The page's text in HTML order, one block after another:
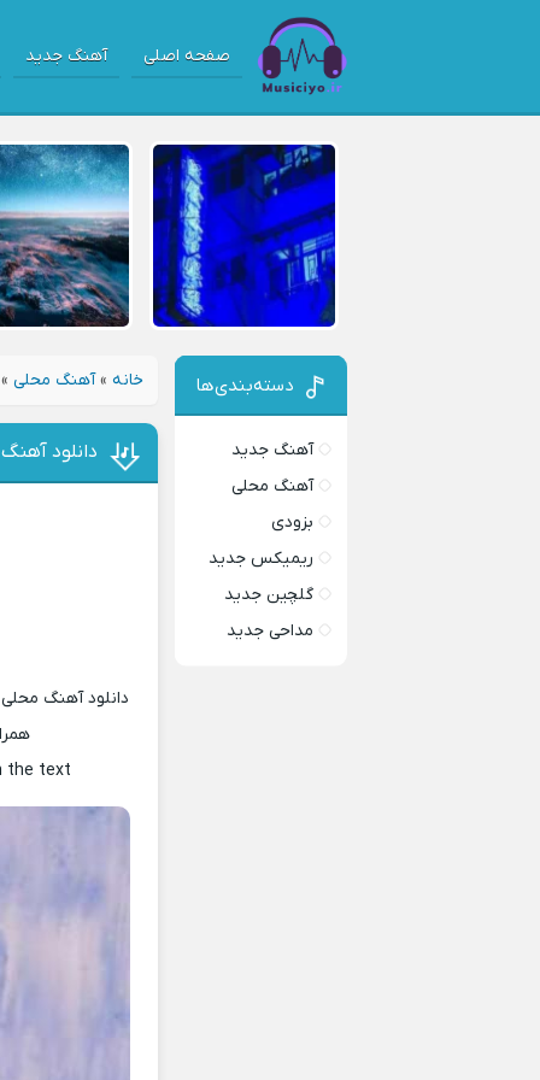
صفحه اصلی آهنگ جدید
خانه »آهنگ محلی
دانلود
دانلود آهنگ
the text
دسته‌بندی‌ها
آهنگ جدید
آهنگ محلی
بزودی
ریمیکس جدید
گلچین جدید
مداحی جدید